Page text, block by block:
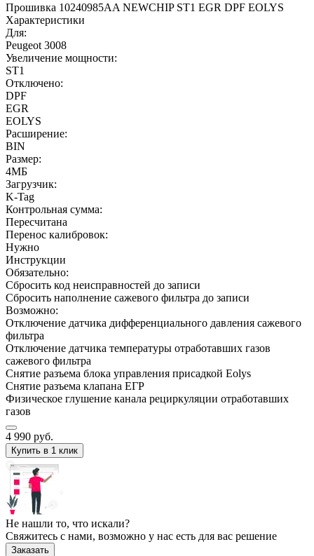
Прошивка 10240985AA NEWCHIP ST1 EGR DPF EOLYS
Характеристики
Для:
Peugeot 3008
Увеличение мощности:
ST1
Отключено:
DPF
EGR
EOLYS
Расширение:
BIN
Размер:
4МБ
Загрузчик:
K-Tag
Контрольная сумма:
Пересчитана
Перенос калибровок:
Нужно
Инструкции
Обязательно:
Сбросить код неисправностей до записи
Сбросить наполнение сажевого фильтра до записи
Возможно:
Отключение датчика дифференциального давления сажевого
фильтра
Отключение датчика температуры отработавших газов
сажевого фильтра
Снятие разъема блока управления присадкой Eolys
Снятие разъема клапана ЕГР
Физическое глушение канала рециркуляции отработавших
газов
4 990 руб.
Купить в 1 клик
Не нашли то, что искали?
Свяжитесь с нами, возможно у нас есть для вас решение
Заказать